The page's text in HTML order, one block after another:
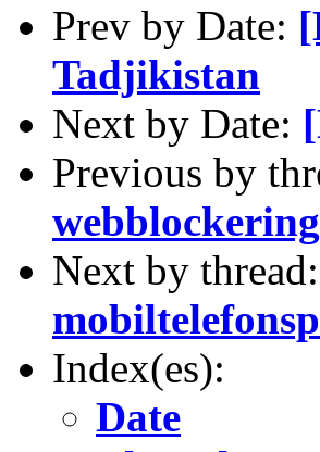
Prev by Date:
Tadjikistan
Next by Date:
Previous by
Next by thread:
Index(es):
Date